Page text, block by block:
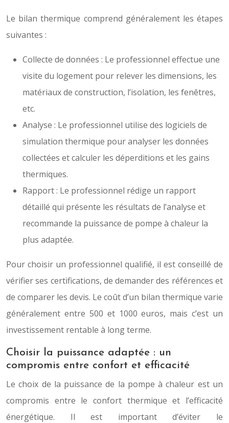
Le bilan thermique comprend généralement les étapes
suivantes :
Collecte de données : Le professionnel effectue une
visite du logement pour relever les dimensions, les
matériaux de construction, l’isolation, les fenêtres,
etc.
Analyse : Le professionnel utilise des logiciels de
simulation thermique pour analyser les données
collectées et calculer les déperditions et les gains
thermiques.
Rapport : Le professionnel rédige un rapport
détaillé qui présente les résultats de l’analyse et
recommande la puissance de pompe à chaleur la
plus adaptée.
Pour choisir un professionnel qualifié, il est conseillé de
vérifier ses certifications, de demander des références et
de comparer les devis. Le coût d’un bilan thermique varie
généralement entre 500 et 1000 euros, mais c’est un
investissement rentable à long terme.
Choisir la puissance adaptée : un
compromis entre confort et efficacité
Le choix de la puissance de la pompe à chaleur est un
compromis entre le confort thermique et l’efficacité
énergétique. Il est important d’éviter le